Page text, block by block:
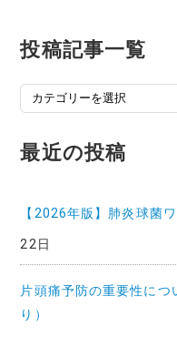
投稿記事一覧
投
記
事
覧
最近の投稿
【2026年版】肺炎球菌
22日
片頭痛予防の重要性に
り）